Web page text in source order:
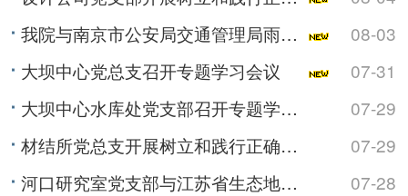
我院与南京市公安局交通管理局雨花台区大队开展警民共建活动
08-03
大坝中心党总支召开专题学习会议
07-31
大坝中心水库处党支部召开专题学习会
07-29
材结所党总支开展树立和践行正确政绩观学习教育专题党课
07-29
河口研究室党支部与江苏省生态地质调查大队水工环地质调查中心党支部联合开展主题党日活动
07-28